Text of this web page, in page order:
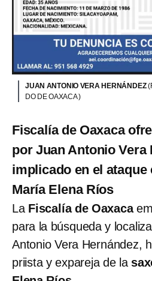
JUAN ANTONIO VERA HERNÁNDEZ
DO DE OAXACA )
Fiscalía de Oaxaca
por Juan Antonio Vera
implicado en el
María Elena Ríos
La Fiscalía de Oaxaca
para la búsqueda y
Antonio Vera Hernández,
priista y expareja de la